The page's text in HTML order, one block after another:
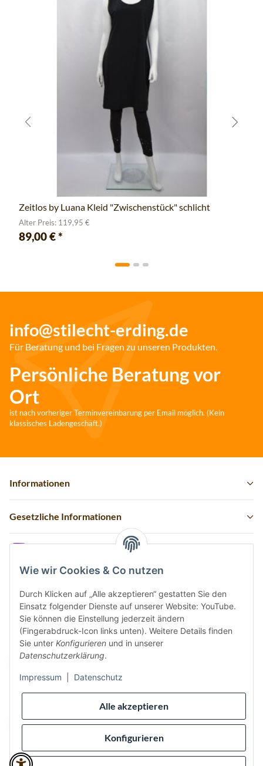
Alle akzeptieren
Konfigurieren
Wie wir Cookies & Co nutzen
Durch Klicken auf „Alle akzeptieren“ gestatten Sie den
Einsatz folgender Dienste auf unserer Website: YouTube.
Sie können die Einstellung jederzeit ändern
(Fingerabdruck-Icon links unten). Weitere Details finden
Sie unter Konfigurieren und in unserer
Datenschutzerklärung.
Impressum Datenschutz
Zeitlos by Luana Kleid "Zwischenstück" schlicht
Alter Preis: 119,95 €
89,00 €*
info@stilecht-erding.de
Für Beratung und bei Fragen zu unseren Produkten.
Persönliche Beratung vor
Ort
ist nach vorheriger Terminvereinbarung per Email möglich. (Kein
klassisches Ladengeschäft.)
Informationen
Gesetzliche Informationen
Vertrag widerrufen
Sicher bezahlen via:
Wir versenden via: